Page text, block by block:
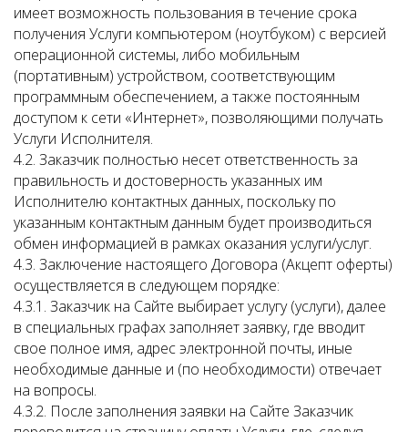
имеет возможность пользования в течение срока
получения Услуги компьютером (ноутбуком) с версией
операционной системы, либо мобильным
(портативным) устройством, соответствующим
программным обеспечением, а также постоянным
доступом к сети «Интернет», позволяющими получать
Услуги Исполнителя.
4.2. Заказчик полностью несет ответственность за
правильность и достоверность указанных им
Исполнителю контактных данных, поскольку по
указанным контактным данным будет производиться
обмен информацией в рамках оказания услуги/услуг.
4.3. Заключение настоящего Договора (Акцепт оферты)
осуществляется в следующем порядке:
4.3.1. Заказчик на Сайте выбирает услугу (услуги), далее
в специальных графах заполняет заявку, где вводит
свое полное имя, адрес электронной почты, иные
необходимые данные и (по необходимости) отвечает
на вопросы.
4.3.2. После заполнения заявки на Сайте Заказчик